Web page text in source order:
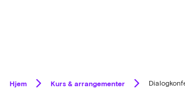
Hjem Kurs & arrangementer